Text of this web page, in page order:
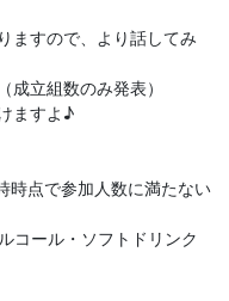
ますので、より話してみ
立組数のみ発表）
ますよ♪
点で参加人数に満たない
コール・ソフトドリンク